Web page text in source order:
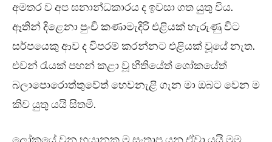
අමතර ව අප ඝනාන්ධකාරය ද ඉවසා ගත යුතු විය.
ඈතින් දිළෙනා පුංචි කණාමැදිරි එළියක් හැරුණු විට
සර්පයෙකු ආව ද විපරම් කරන්නට එළියක් වූයේ නැත.
එවන් රැයක් පහන් කළා වූ භීතියේත් ශෝකයේත්
බලාපොරොත්තුවේත් හෙවනැළි ගැන මා ඔබට වෙන ම
කිව යුතු යයි සිතමි.